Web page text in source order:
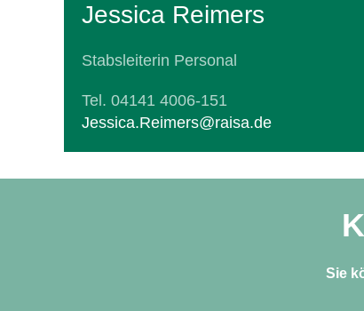
Jessica Reimers
Stabsleiterin Personal
Tel. 04141 4006-151
Jessica.Reimers@raisa.de
Sie